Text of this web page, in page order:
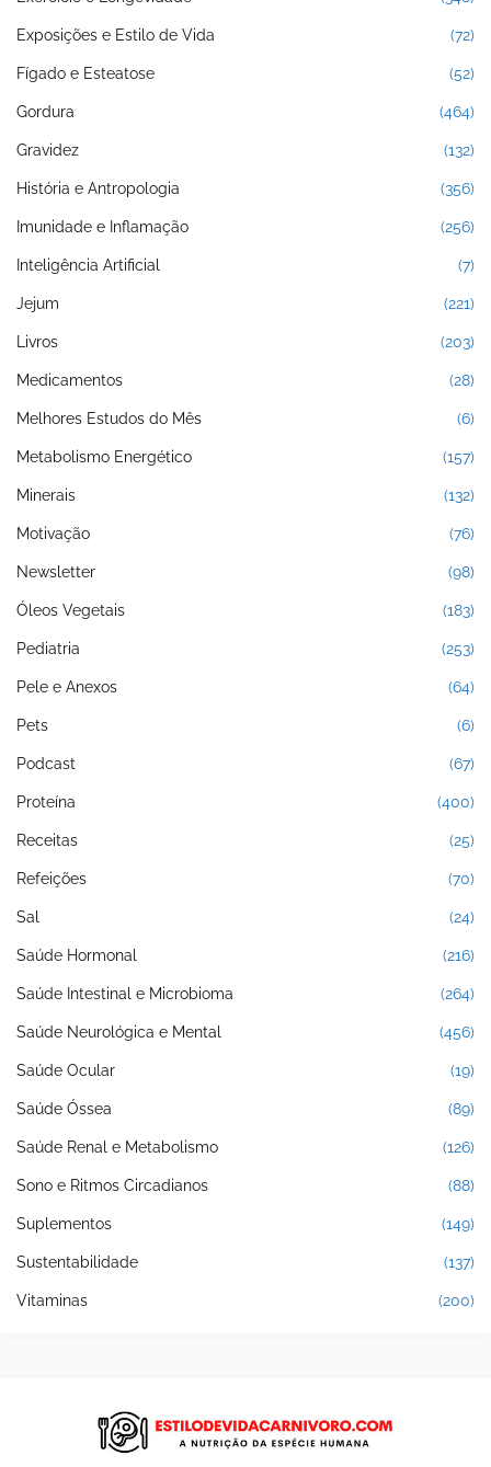
Exposições e Estilo de Vida (72)
Fígado e Esteatose (52)
Gordura (464)
Gravidez (132)
História e Antropologia (356)
Imunidade e Inflamação (256)
Inteligência Artificial (7)
Jejum (221)
Livros (203)
Medicamentos (28)
Melhores Estudos do Mês (6)
Metabolismo Energético (157)
Minerais (132)
Motivação (76)
Newsletter (98)
Óleos Vegetais (183)
Pediatria (253)
Pele e Anexos (64)
Pets (6)
Podcast (67)
Proteína (400)
Receitas (25)
Refeições (70)
Sal (24)
Saúde Hormonal (216)
Saúde Intestinal e Microbioma (264)
Saúde Neurológica e Mental (456)
Saúde Ocular (19)
Saúde Óssea (89)
Saúde Renal e Metabolismo (126)
Sono e Ritmos Circadianos (88)
Suplementos (149)
Sustentabilidade (137)
Vitaminas (200)